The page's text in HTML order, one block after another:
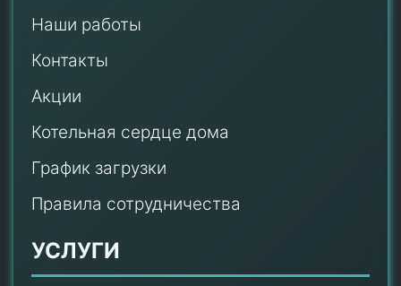
Наши работы
Контакты
Акции
Котельная сердце дома
График загрузки
Правила сотрудничества
УСЛУГИ